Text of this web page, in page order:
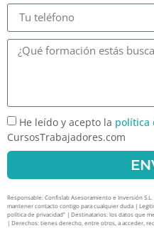
He leído y acepto la política
CursosTrabajadores.com
Responsable: Confislab Asesoramiento e Inversión
mantener contacto contigo para cualquier duda |
política de privacidad” | Destinatarios: los datos que
| Derechos: tienes derecho, entre otros, a acceder,